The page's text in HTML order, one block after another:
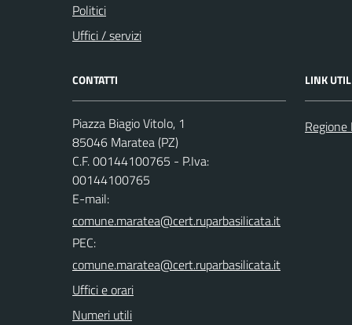
Politici
Uffici / servizi
CONTATTI
Piazza Biagio Vitolo, 1
85046 Maratea (PZ)
C.F. 00144100765 - P.Iva:
00144100765
E-mail:
PEC:
Uffici e orari
Numeri utili
LINK